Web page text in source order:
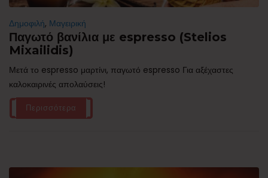
Δημοφιλή, Μαγειρική
Παγωτό βανίλια με espresso (Stelios
Mixailidis)
Μετά το espresso μαρτίνι, παγωτό espresso Για αξέχαστες
καλοκαιρινές απολαύσεις!
Περισσότερα